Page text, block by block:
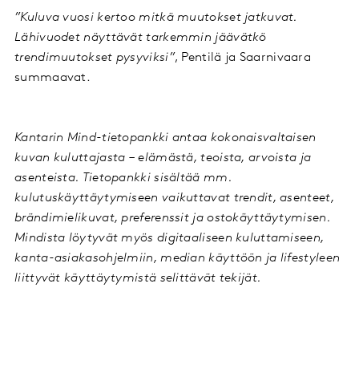
”Kuluva vuosi kertoo mitkä muutokset jatkuvat.
Lähivuodet näyttävät tarkemmin jäävätkö
trendimuutokset pysyviksi”, Pentilä ja Saarnivaara
summaavat.
Kantarin Mind-tietopankki antaa kokonaisvaltaisen
kuvan kuluttajasta – elämästä, teoista, arvoista ja
asenteista. Tietopankki sisältää mm.
kulutuskäyttäytymiseen vaikuttavat trendit, asenteet,
brändimielikuvat, preferenssit ja ostokäyttäytymisen.
Mindista löytyvät myös digitaaliseen kuluttamiseen,
kanta-asiakasohjelmiin, median käyttöön ja lifestyleen
liittyvät käyttäytymistä selittävät tekijät.